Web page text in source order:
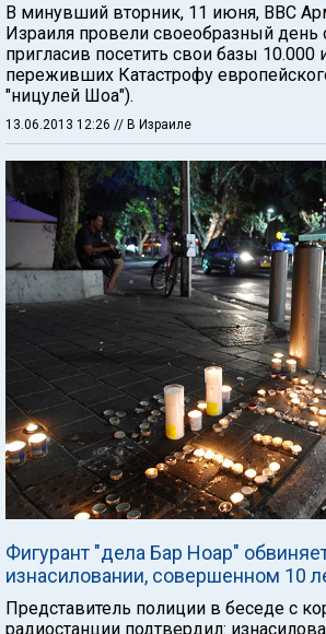
В минувший вторник, 11 июня, ВВС
Израиля провели своеобразный
пригласив посетить свои базы 10.000
переживших Катастрофу
"ницулей Шоа").
13.06.2013 12:26 // В Израиле
Фигурант "дела Бар Ноар"
изнасиловании, совершенном 10
Представитель полиции в беседе с
радиостанции подтвердил: